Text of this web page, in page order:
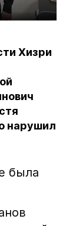
Хизри
нарушил
была